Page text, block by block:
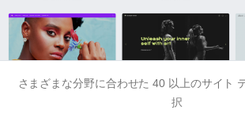
さまざまな分野に合わせた 40 以上のサイト
択